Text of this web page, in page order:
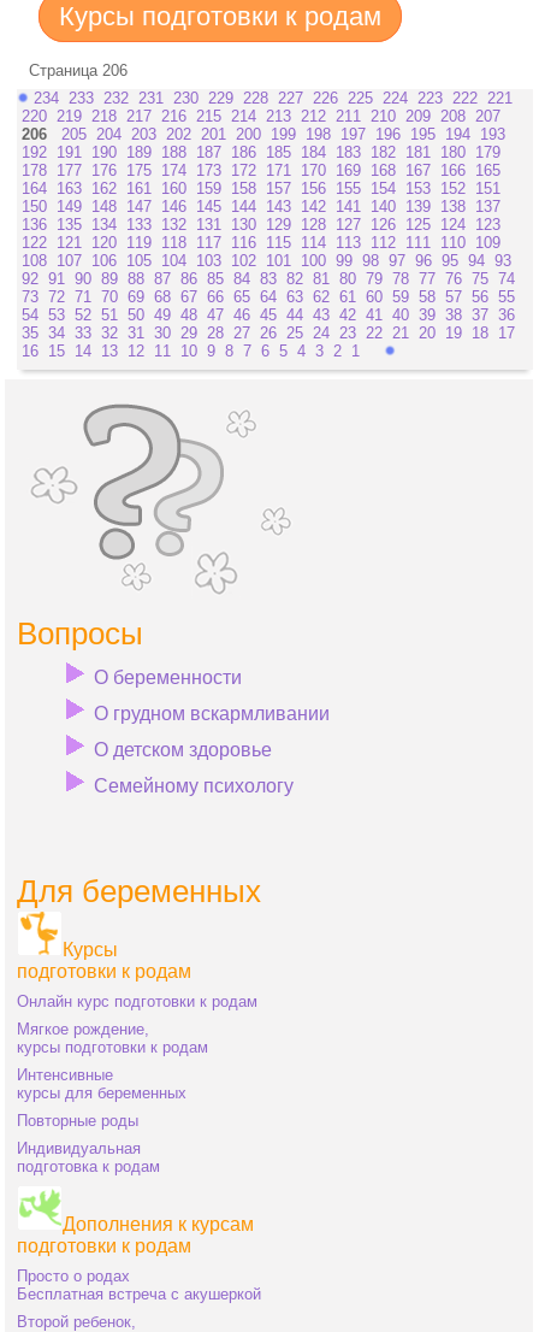
Курсы подготовки к родам
Страница 206
234 233 232 231 230 229 228 227 226 225 224 223 222 221
220 219 218 217 216 215 214 213 212 211 210 209 208 207
206
205 204 203 202 201 200 199 198 197 196 195 194 193
192 191 190 189 188 187 186 185 184 183 182 181 180 179
178 177 176 175 174 173 172 171 170 169 168 167 166 165
164 163 162 161 160 159 158 157 156 155 154 153 152 151
150 149 148 147 146 145 144 143 142 141 140 139 138 137
136 135 134 133 132 131 130 129 128 127 126 125 124 123
122 121 120 119 118 117 116 115 114 113 112 111 110 109
108 107 106 105 104 103 102 101 100 99 98 97 96 95 94 93
92 91 90 89 88 87 86 85 84 83 82 81 80 79 78 77 76 75 74
73 72 71 70 69 68 67 66 65 64 63 62 61 60 59 58 57 56 55
54 53 52 51 50 49 48 47 46 45 44 43 42 41 40 39 38 37 36
35 34 33 32 31 30 29 28 27 26 25 24 23 22 21 20 19 18 17
16 15 14 13 12 11 10 9 8 7 6 5 4 3 2 1
Вопросы
О беременности
О грудном вскармливании
О детском здоровье
Семейному психологу
Для беременных
Курсы
подготовки к родам
Онлайн курс подготовки к родам
Мягкое рождение,
курсы подготовки к родам
Интенсивные
курсы для беременных
Повторные роды
Индивидуальная
подготовка к родам
Дополнения к курсам
подготовки к родам
Просто о родах
Бесплатная встреча с акушеркой
Второй ребенок,